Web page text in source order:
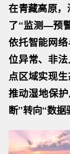
在青藏高原
了“监测—预
依托智能网
位异常、非
点区域实现
推动湿地保
断”转向“数据